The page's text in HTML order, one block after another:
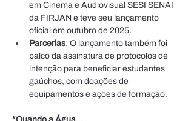
em Cinema e Audiovisual SESI SENAI
da FIRJAN e teve seu lançamento
oficial em outubro de 2025.
Parcerias: O lançamento também foi
palco da assinatura de protocolos de
intenção para beneficiar estudantes
gaúchos, com doações de
equipamentos e ações de formação.